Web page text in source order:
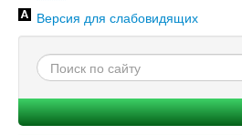
Версия для слабовидящих